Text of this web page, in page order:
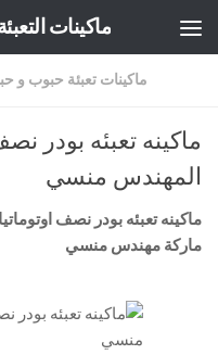
ماكينات
ماكينات تعبئة حبوب و
ماكينه تعبئه بودر
المهندس منسي
ماركة مهندس منسي